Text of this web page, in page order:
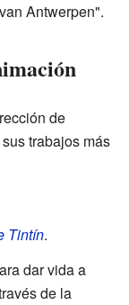
Antwerpen".
de
trabajos más
Tintín.
dar vida a
de la